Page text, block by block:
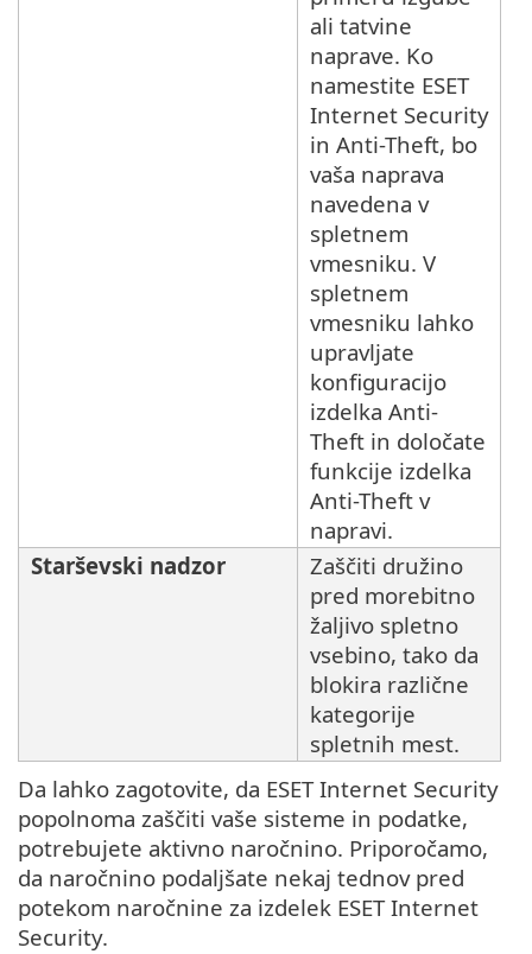
ali tatvine
naprave. Ko
namestite ESET
Internet Security
in Anti-Theft, bo
vaša naprava
navedena v
spletnem
vmesniku. V
spletnem
vmesniku lahko
upravljate
konfiguracijo
izdelka Anti-
Theft in določate
funkcije izdelka
Anti-Theft v
napravi.
Starševski nadzor
Zaščiti družino
pred morebitno
žaljivo spletno
vsebino, tako da
blokira različne
kategorije
spletnih mest.
Da lahko zagotovite, da ESET Internet Security
popolnoma zaščiti vaše sisteme in podatke,
potrebujete aktivno naročnino. Priporočamo,
da naročnino podaljšate nekaj tednov pred
potekom naročnine za izdelek ESET Internet
Security.